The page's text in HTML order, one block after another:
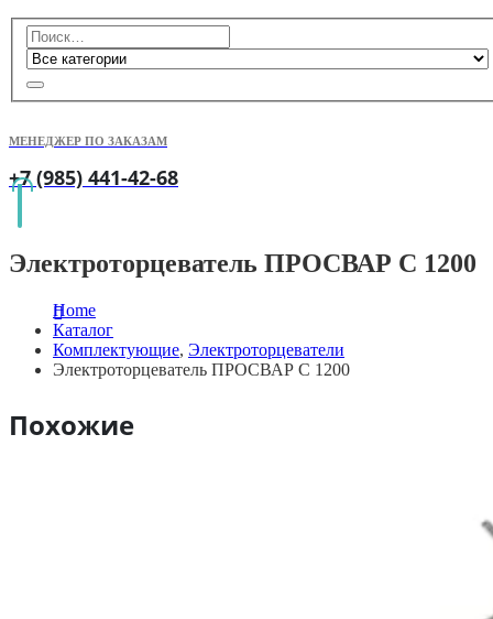
МЕНЕДЖЕР ПО ЗАКАЗАМ
+7 (985) 441-42-68
Электроторцеватель ПРОСВАР С 1200
Home
Каталог
Комплектующие, Электроторцеватели
Электроторцеватель ПРОСВАР С 1200
Похожие